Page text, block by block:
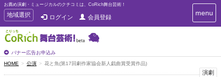
お薦め演劇・ミュージカルのクチコミは、CoRich舞台芸術！
T
o
g
g
e
n
a
地域選択 ログイン 会員登録
バナー広告お申込み
T
o
menu
HOME 公演 花と魚(第17回劇作家協会新人戯曲賞受賞作品)
演劇